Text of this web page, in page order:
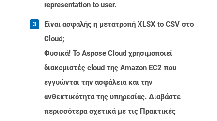
representation to user.
Είναι ασφαλής η μετατροπή XLSX to CSV στο
Cloud;
Φυσικά! Το Aspose Cloud χρησιμοποιεί
διακομιστές cloud της Amazon EC2 που
εγγυώνται την ασφάλεια και την
ανθεκτικότητα της υπηρεσίας. Διαβάστε
περισσότερα σχετικά με τις Πρακτικές